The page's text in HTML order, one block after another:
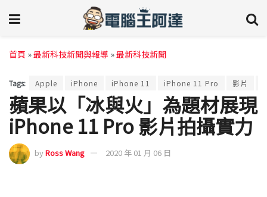
首頁 »最新科技新聞與報導 »最新科技新聞
Tags: Apple iPhone iPhone 11 iPhone 11 Pro 影片
蘋果以「冰與火」為題材展現
iPhone 11 Pro 影片拍攝實力
byRoss Wang 2020 年 01 月 06 日